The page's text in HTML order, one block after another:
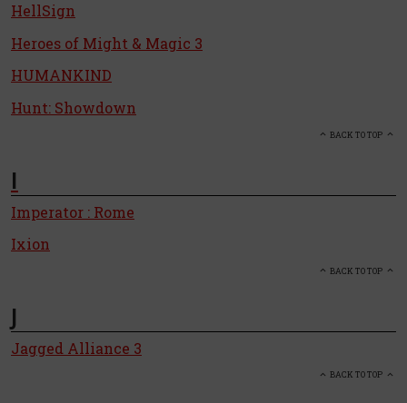
HellSign
Heroes of Might & Magic 3
HUMANKIND
Hunt: Showdown
BACK TO TOP
I
Imperator : Rome
Ixion
BACK TO TOP
J
Jagged Alliance 3
BACK TO TOP